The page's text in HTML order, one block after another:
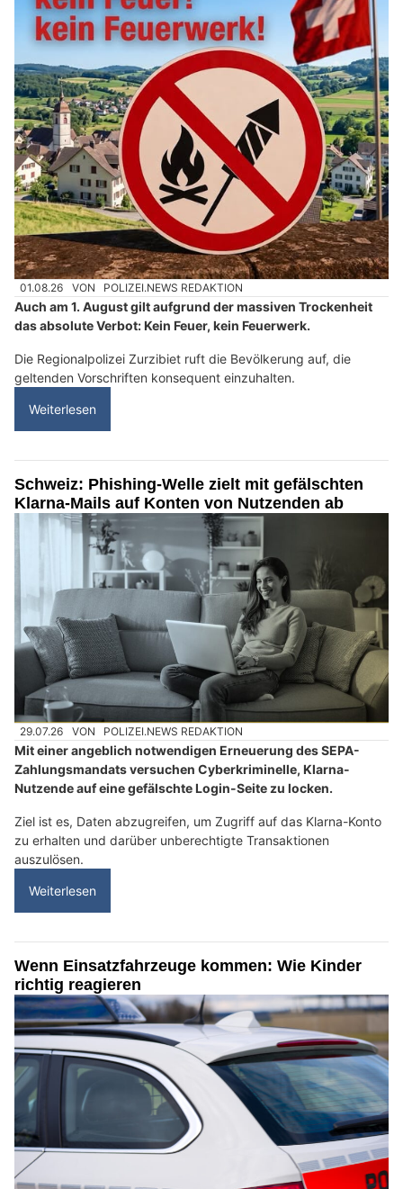
01.08.26 VON POLIZEI.NEWS REDAKTION
Auch am 1. August gilt aufgrund der massiven Trockenheit
das absolute Verbot: Kein Feuer, kein Feuerwerk.
Die Regionalpolizei Zurzibiet ruft die Bevölkerung auf, die
geltenden Vorschriften konsequent einzuhalten.
Weiterlesen
Schweiz: Phishing-Welle zielt mit gefälschten
Klarna-Mails auf Konten von Nutzenden ab
29.07.26 VON POLIZEI.NEWS REDAKTION
Mit einer angeblich notwendigen Erneuerung des SEPA-
Zahlungsmandats versuchen Cyberkriminelle, Klarna-
Nutzende auf eine gefälschte Login-Seite zu locken.
Ziel ist es, Daten abzugreifen, um Zugriff auf das Klarna-Konto
zu erhalten und darüber unberechtigte Transaktionen
auszulösen.
Weiterlesen
Wenn Einsatzfahrzeuge kommen: Wie Kinder
richtig reagieren